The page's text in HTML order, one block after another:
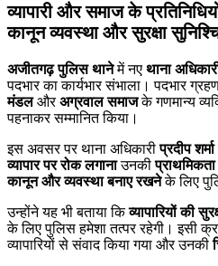
व्यापारी और समाज के
कानून व्यवस्था और सुरक्षा
अजीतगढ़ पुलिस थानेमें नए थाना
पदभार का कार्यभार संभाला। पदभार
मंडलऔरअग्रवाल समाजके गणमान्य
पहनाकर सम्मानित किया।
इस अवसर पर थाना अधिकारीप्रदीप शर्मा
व्यापार पर रोक लगानाउनकीप्राथमिकता
कानून और व्यवस्था बनाए रखनेके लिए
उन्होंने यह भी बताया किव्यापारियों की
के लिए पुलिस हमेशा तत्पर रहेगी। इसी
व्यापारियों से संवाद किया गया और उनकी